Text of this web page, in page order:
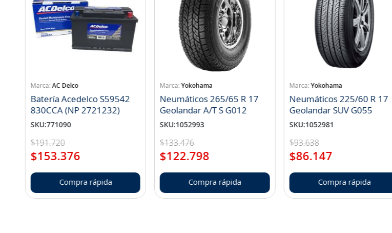
AC Delco
Batería Acedelco S59542
830CCA (NP 2721232)
SKU:771090
$191.720
$153.376
Compra rápida
Yokohama
Neumáticos 265/65 R 17
Geolandar A/T S G012
SKU:1052993
$133.476
$122.798
Compra rápida
Yokohama
Neumáticos 225/60 R 17
Geolandar SUV G055
SKU:1052981
$93.638
$86.147
Compra rápida